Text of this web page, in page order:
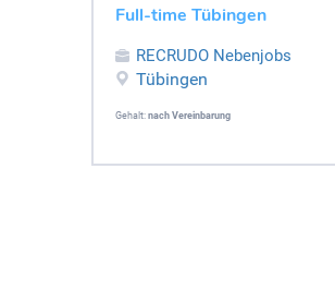
Full-time Tübingen
RECRUDO Nebenjobs
Tübingen
Gehalt: nach Vereinbarung